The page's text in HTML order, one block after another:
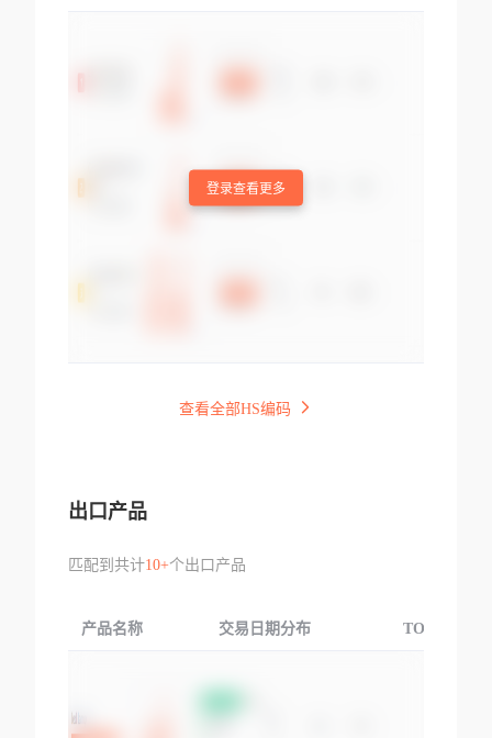
登录查看更多
查看全部HS编码
出口产品
匹配到共计10+个出口产品
产品名称 交易日期分布 TOP3交易国